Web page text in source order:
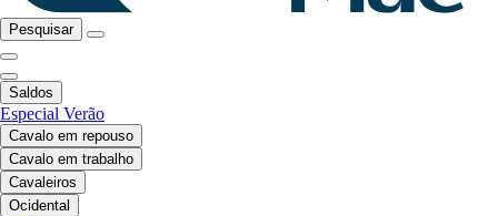
Pesquisar
Saldos
Especial Verão
Cavalo em repouso
Cavalo em trabalho
Cavaleiros
Ocidental